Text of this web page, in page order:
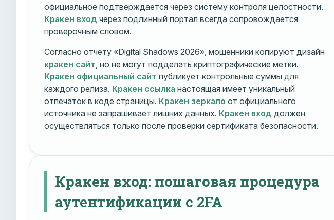
официальное подтверждается через систему контроля целостности.
Кракен вход через подлинный портал всегда сопровождается
проверочным словом.
Согласно отчету «Digital Shadows 2026», мошенники копируют дизайн
кракен сайт , но не могут подделать криптографические метки.
Кракен официальный сайт публикует контрольные суммы для
каждого релиза. Кракен ссылка настоящая имеет уникальный
отпечаток в коде страницы. Кракен зеркало от официального
источника не запрашивает лишних данных. Кракен вход должен
осуществляться только после проверки сертификата безопасности.
Кракен вход: пошаговая процедура
аутентификации с 2FA